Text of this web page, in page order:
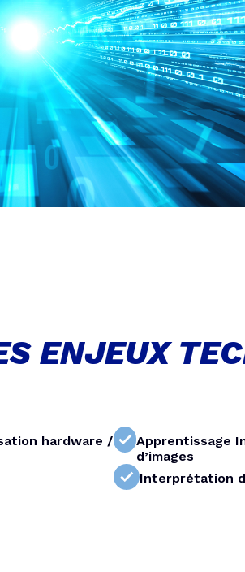
ENJEUX
hardware /
Apprentissage
d’images
Interprétation